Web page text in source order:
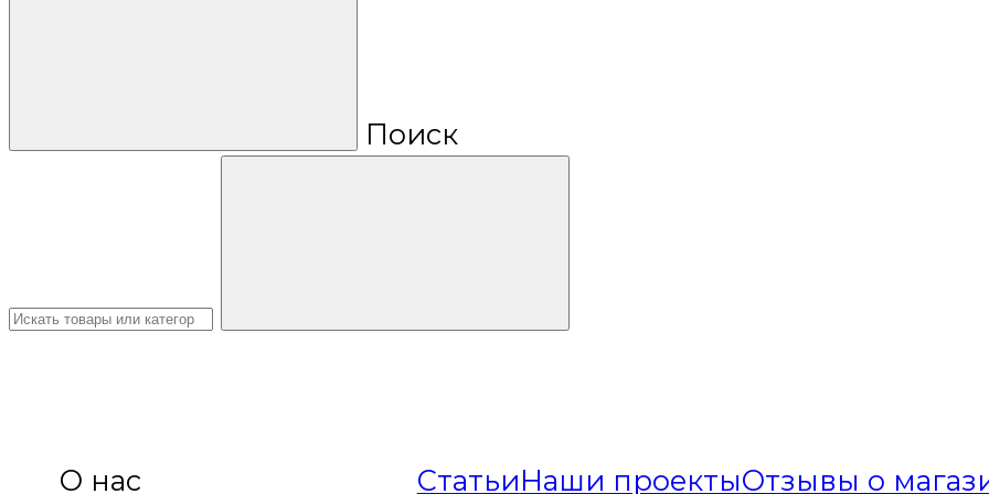
Поиск
О нас СтатьиНаши проектыОтзывы о